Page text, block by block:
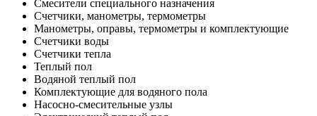
Смесители специального назначения
Счетчики, манометры, термометры
Манометры, оправы, термометры и комплектующие
Счетчики воды
Счетчики тепла
Теплый пол
Водяной теплый пол
Комплектующие для водяного пола
Насосно-смесительные узлы